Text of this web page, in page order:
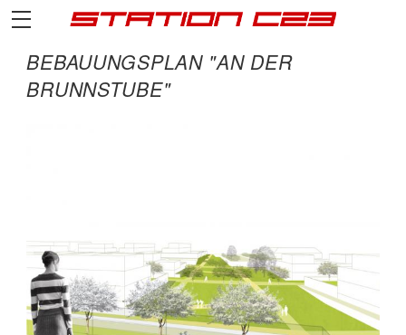
BEBAUUNGSPLAN "AN DER
BRUNNSTUBE"